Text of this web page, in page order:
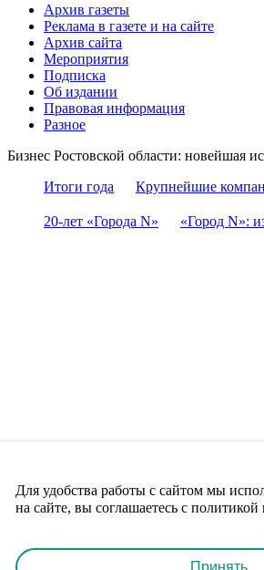
Архив газеты
Реклама в газете и на сайте
Архив сайта
Мероприятия
Подписка
Об издании
Правовая информация
Разное
Бизнес Ростовской области: новейшая
Итоги года
Крупнейшие
20-лет «Города N» «Город N»:
Для удобства работы с сайтом мы
на сайте, вы соглашаетесь с
Принять